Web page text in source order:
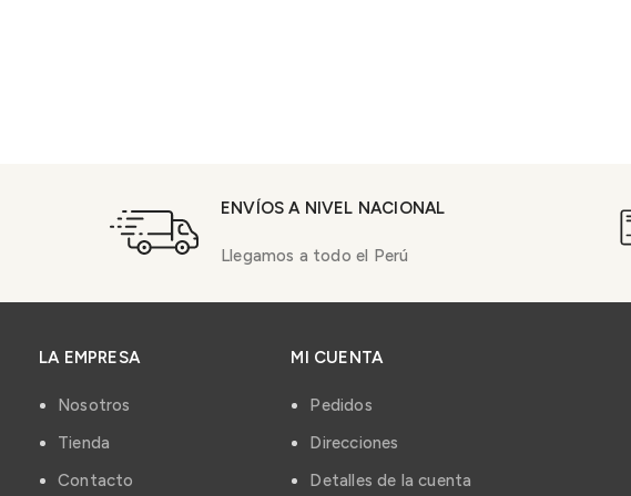
ENVÍOS A NIVEL NACIONAL
Llegamos a todo el Perú
LA EMPRESA
Nosotros
Tienda
Contacto
MI CUENTA
Pedidos
Direcciones
Detalles de la cuenta